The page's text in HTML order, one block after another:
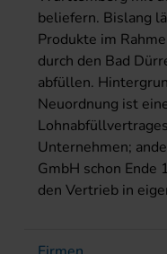
beliefern. Bislang
Produkte im
durch den Bad
abfüllen.
Neuordnung ist
Unternehmen;
GmbH schon
den Vertrieb in